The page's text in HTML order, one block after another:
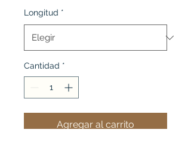
Longitud *
Cantidad *
Agregar al carrito